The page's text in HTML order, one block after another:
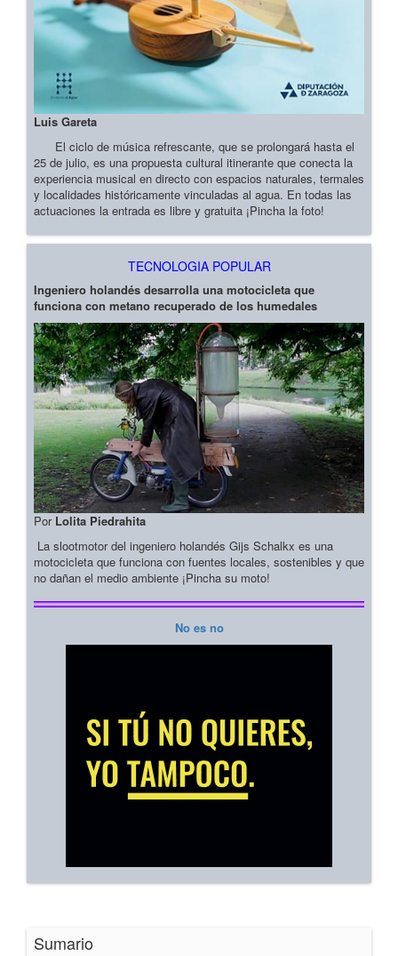
Luis Gareta
El ciclo de música refrescante, que se prolongará hasta el
25 de julio, es una propuesta cultural itinerante que conecta la
experiencia musical en directo con espacios naturales, termales
y localidades históricamente vinculadas al agua. En todas las
actuaciones la entrada es libre y gratuita ¡Pincha la foto!
TECNOLOGIA POPULAR
Ingeniero holandés desarrolla una motocicleta que
funciona con metano recuperado de los humedales
Por Lolita Piedrahita
La slootmotor del ingeniero holandés Gijs Schalkx es una
motocicleta que funciona con fuentes locales, sostenibles y que
no dañan el medio ambiente ¡Pincha su moto!
No es no
Sumario